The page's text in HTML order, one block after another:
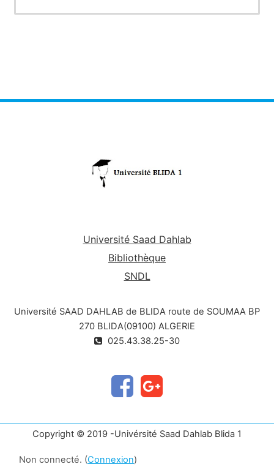
création, de gestion, de finances, de salaires, de
Université Saad Dahlab
Bibliothèque
SNDL
Université SAAD DAHLAB de BLIDA route de SOUMAA BP
270 BLIDA(09100) ALGERIE
025.43.38.25-30
Copyright © 2019 -Univérsité Saad Dahlab Blida 1
Non connecté. (Connexion)